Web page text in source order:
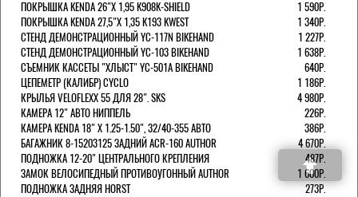
ПОКРЫШКА KENDA 26"Х 1,95 K908K-SHIELD
1 590Р.
ПОКРЫШКА KENDA 27,5"Х 1,35 K193 KWEST
1 340Р.
СТЕНД ДЕМОНСТРАЦИОННЫЙ YC-117N BIKEHAND
1 227Р.
СТЕНД ДЕМОНСТРАЦИОННЫЙ YC-103 BIKEHAND
1 638Р.
СЪЕМНИК КАССЕТЫ "ХЛЫСТ" YC-501A BIKEHAND
640Р.
ЦЕПЕМЕТР (КАЛИБР) CYCLO
1 186Р.
КРЫЛЬЯ VELOFLEXX 55 ДЛЯ 28". SKS
4 980Р.
КАМЕРА 12" АВТО НИППЕЛЬ
226Р.
КАМЕРА KENDA 18" Х 1.25-1.50", 32/40-355 АВТО
386Р.
БАГАЖНИК 8-15203125 ЗАДНИЙ ACR-160 AUTHOR
4 670Р.
ПОДНОЖКА 12-20" ЦЕНТРАЛЬНОГО КРЕПЛЕНИЯ
487Р.
ЗАМОК ВЕЛОСИПЕДНЫЙ ПРОТИВОУГОННЫЙ AUTHOR
1 600Р.
ПОДНОЖКА ЗАДНЯЯ HORST
273Р.